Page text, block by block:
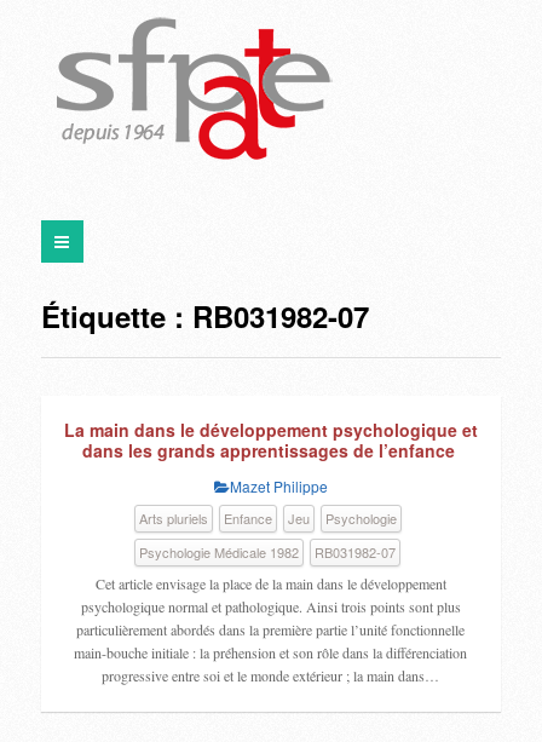
Étiquette : RB031982-07
La main dans le développement psychologique et
dans les grands apprentissages de l’enfance
Mazet Philippe
Arts pluriels Enfance Jeu
Psychologie
Psychologie Médicale 1982
RB031982-07
Cet article envisage la place de la main dans le développement
psychologique normal et pathologique. Ainsi trois points sont plus
particulièrement abordés dans la première partie l’unité fonctionnelle
main-bouche initiale : la préhension et son rôle dans la différenciation
progressive entre soi et le monde extérieur ; la main dans…